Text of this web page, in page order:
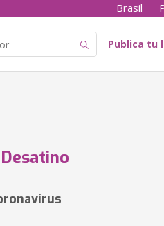
Brasil
Publica tu